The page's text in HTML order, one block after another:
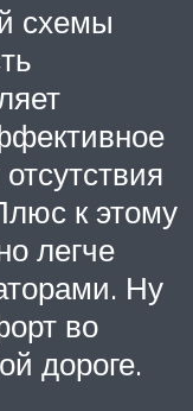
схемы
к этому
легче
Ну
во
дороге.